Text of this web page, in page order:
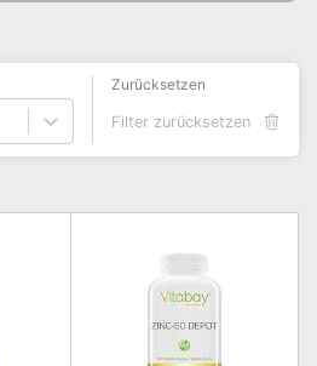
Zurücksetzen
Filter zurücksetzen